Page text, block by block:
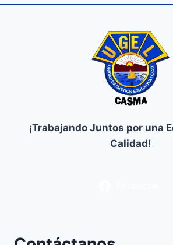
¡Trabajando Juntos por una
Calidad!